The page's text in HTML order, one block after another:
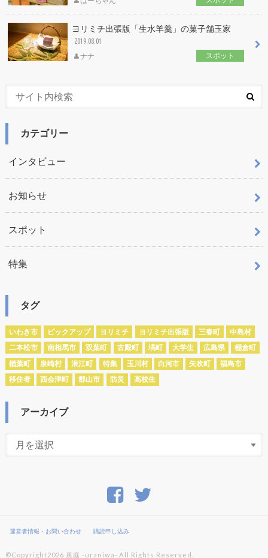
ヨリミチ出張版「生水羊羹」の菓子舗玉家
2019.08.01
ナナ スポット
カテゴリー
インタビュー
お知らせ
スポット
特集
タグ
いわき市 ピックアップ ヨリミチ ヨリミチ出張版 三春町
中島村
二本松市
南相馬市 双葉町 古殿町 塙町 大学生 広島県
棚倉町
楢葉町
泉崎村 浪江町 特集 玉川村 白河市 矢吹町
福島市
移住者
西会津町 郡山市 防災 高校生
アーカイブ
運営者情報・お問い合わせ 購読申し込み
©Copyright2026 裏庭 -uraniwa- .All Rights Reserved.